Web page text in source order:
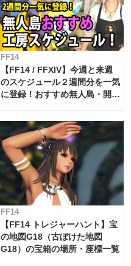
FF14
【FF14 / FFXIV】今週と来週
のスケジュール２週間分を一気
に登録！おすすめ無人島・開拓
対応 / 毎週更新中】
FF14
【FF14 トレジャーハント】宝
の地図G18（古ぼけた地図
G18）の宝箱の場所・座標一覧